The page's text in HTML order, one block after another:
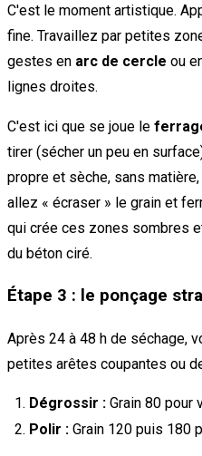
C'est le moment artistique.
fine. Travaillez par petites
gestes en arc de cercle ou
lignes droites.
C'est ici que se joue le
tirer (sécher un peu en
propre et sèche, sans
allez « écraser » le grain et
qui crée ces zones sombres
du béton ciré.
Étape 3 : le ponçage
Après 24 à 48 h de séchage,
petites arêtes coupantes ou
Dégrossir : Grain 80 pour
Polir : Grain 120 puis 180